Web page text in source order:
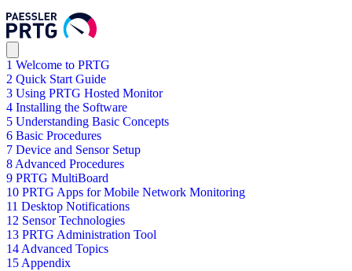
1 Welcome to PRTG
2 Quick Start Guide
3 Using PRTG Hosted Monitor
4 Installing the Software
5 Understanding Basic Concepts
6 Basic Procedures
7 Device and Sensor Setup
8 Advanced Procedures
9 PRTG MultiBoard
10 PRTG Apps for Mobile Network Monitoring
11 Desktop Notifications
12 Sensor Technologies
13 PRTG Administration Tool
14 Advanced Topics
15 Appendix